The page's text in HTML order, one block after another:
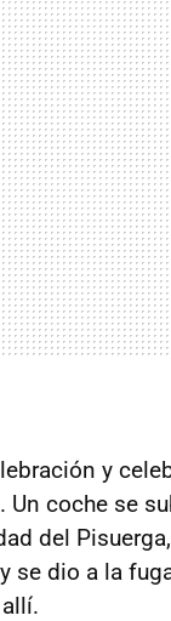
y
coche se
del Pisuerga,
y se dio a la